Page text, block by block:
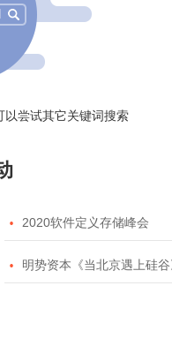
以尝试其它关键词搜索
 2020软件定义存储峰会
 明势资本《当北京遇上硅谷》系列